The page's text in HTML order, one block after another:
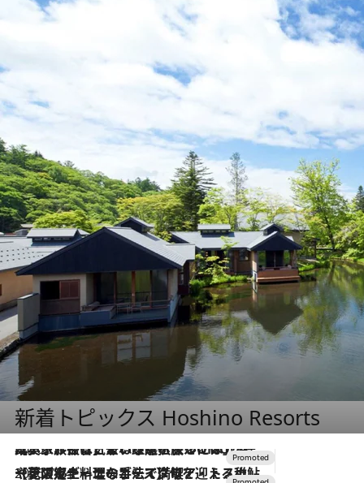
新着トピックス Hoshino Resorts
2026.7.31
【ホテル帰省】という選択肢をOMOが提案。家族とほどよい距離を保つには「昼は実家、夜は気兼ねなくホテルで！」
2026.7.24
【夏限定ディナーコース】旬を迎える稚鮎や花ズッキーニなどをイタリア・トスカーナの郷土料理の手法で満喫！